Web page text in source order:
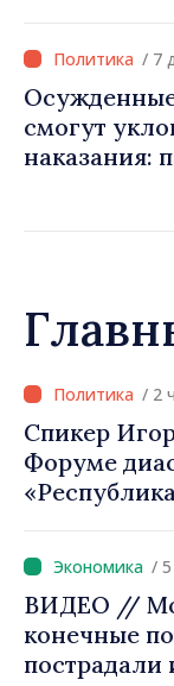
права для
работников
/ 7
смогут
наказания:
/ 2
Спикер
Форуме
своим
и за
большой
семьи»
/
ВИДЕО //
конечные
пострадали